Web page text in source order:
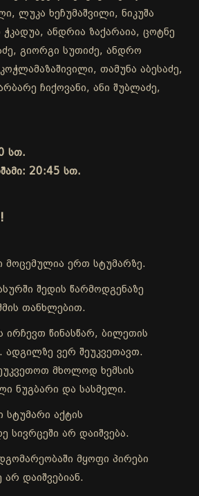
ლუკა ხეჩუმაშვილი, ნიკუშა
ანდრია ზაქარაია, ცოტნე
გიორგი სუთიძე, ანდრო
თამუნა აბესაძე,
ჩიქოვანი, ანი შუბლაძე,
სთ.
20:45 სთ.
მოცემულია ერთ სტუმარზე.
შედის წარმოდგენაზე
თანხლებით.
ირჩევთ წინასწარ, ბილეთის
ადგილზე ვერ შეუკვეთავთ.
მხოლოდ ხემსის
ნუგბარი და სასმელი.
სტუმარი აქტის
სივრცეში არ დაიშვება.
მყოფი პირები
არ დაიშვებიან.